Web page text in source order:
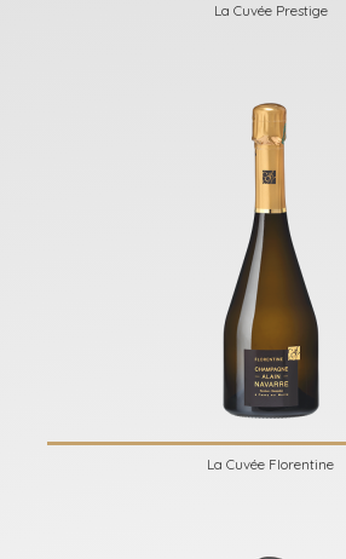
La Cuvée Prestige
La Cuvée Florentine